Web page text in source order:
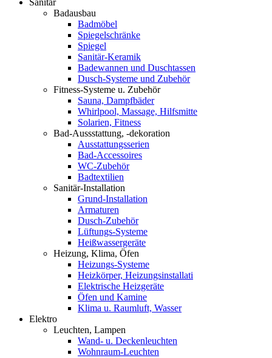
Sanitär
Badausbau
Badmöbel
Spiegelschränke
Spiegel
Sanitär-Keramik
Badewannen und Duschtassen
Dusch-Systeme und Zubehör
Fitness-Systeme u. Zubehör
Sauna, Dampfbäder
Whirlpool, Massage, Hilfsmitte
Solarien, Fitness
Bad-Aussstattung, -dekoration
Ausstattungsserien
Bad-Accessoires
WC-Zubehör
Badtextilien
Sanitär-Installation
Grund-Installation
Armaturen
Dusch-Zubehör
Lüftungs-Systeme
Heißwassergeräte
Heizung, Klima, Öfen
Heizungs-Systeme
Heizkörper, Heizungsinstallati
Elektrische Heizgeräte
Öfen und Kamine
Klima u. Raumluft, Wasser
Elektro
Leuchten, Lampen
Wand- u. Deckenleuchten
Wohnraum-Leuchten